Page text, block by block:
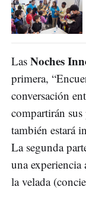
Las Noches
primera,
conversación
compartirán
también estará
La segunda
una
la velada